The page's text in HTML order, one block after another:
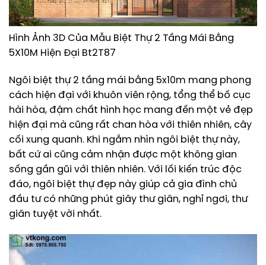
Hình Ảnh 3D Của Mẫu Biệt Thự 2 Tầng Mái Bằng
5X10M Hiện Đại Bt2T87
Ngôi biệt thự 2 tầng mái bằng 5x10m mang phong
cách hiện đại với khuôn viên rộng, tổng thể bố cục
hài hòa, đậm chất hình học mang đến một vẻ đẹp
hiện đại mà cũng rất chan hòa với thiên nhiên, cây
cối xung quanh. Khi ngắm nhìn ngôi biệt thự này,
bất cứ ai cũng cảm nhận được một không gian
sống gần gũi với thiên nhiên. Với lối kiến trúc độc
đáo, ngôi biệt thự đẹp này giúp cả gia đình chủ
đầu tư có những phút giây thư giãn, nghỉ ngơi, thư
giãn tuyệt vời nhất.